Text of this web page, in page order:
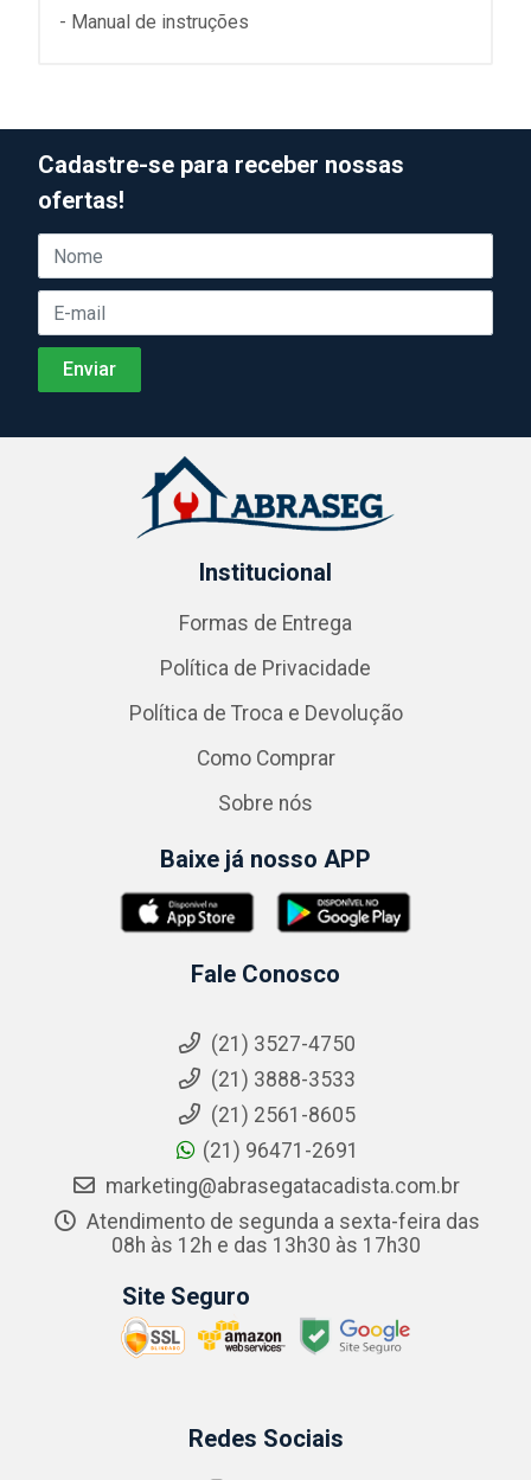
- Manual de instruções
Cadastre-se para receber nossas
ofertas!
Institucional
Formas de Entrega
Política de Privacidade
Política de Troca e Devolução
Como Comprar
Sobre nós
Baixe já nosso APP
Fale Conosco
(21) 3527-4750
(21) 3888-3533
(21) 2561-8605
(21) 96471-2691
marketing@abrasegatacadista.com.br
Atendimento de segunda a sexta-feira das
08h às 12h e das 13h30 às 17h30
Site Seguro
Redes Sociais